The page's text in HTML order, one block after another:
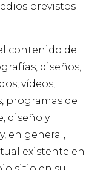
previstos
contenido de
diseños,
vídeos,
programas de
diseño y
en general,
existente en